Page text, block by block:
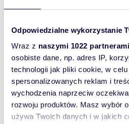
Odpowiedzialne wykorzystanie
Wraz z naszymi 1022 partnerami
osobiste dane, np. adres IP,
technologii jak pliki cookie, w
spersonalizowanych reklam i
wychodzenia naprzeciw
rozwoju produktów. Masz wybór
używa Twoich danych i w jakich
Zostaw telefon,
bezpłatnie